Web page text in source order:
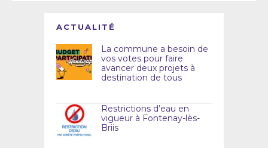
ACTUALITÉ
La commune a besoin de
vos votes pour faire
avancer deux projets à
destination de tous
Restrictions d’eau en
vigueur à Fontenay-lès-
Briis